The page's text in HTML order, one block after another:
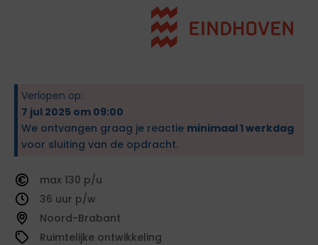
Verlopen op:
7 jul 2025 om 09:00
We ontvangen graag je reactie minimaal 1 werkdag
voor sluiting van de opdracht.
130
36
Noord-Brabant
Ruimtelijke ontwikkeling